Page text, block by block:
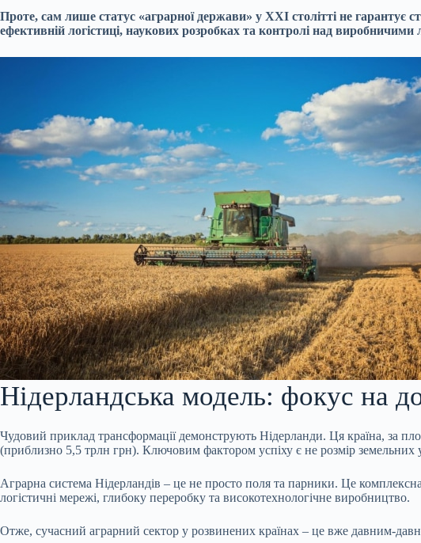
Проте, сам лише статус «аграрної держави» у XXI столітті не гарантує
ефективній логістиці, наукових розробках та контролі над
Нідерландська модель: фокус на
Чудовий приклад трансформації демонструють Нідерланди. Ця країна, за
(приблизно 5,5 трлн грн). Ключовим фактором успіху є не розмір земельних
Аграрна система Нідерландів – це не просто поля та парники. Це
логістичні мережі, глибоку переробку та високотехнологічне виробництво.
Отже, сучасний аграрний сектор у розвинених країнах – це вже давним-